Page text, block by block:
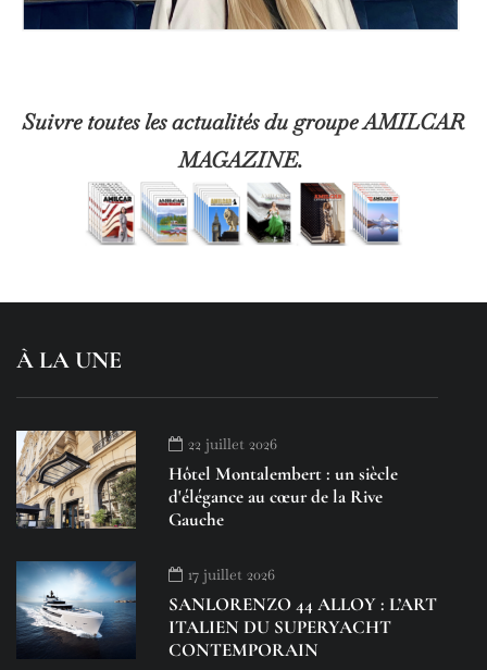
Suivre toutes les actualités du groupe AMILCAR
MAGAZINE.
À LA UNE
22 juillet 2026
Hôtel Montalembert : un siècle
d'élégance au cœur de la Rive
Gauche
17 juillet 2026
SANLORENZO 44 ALLOY : L’ART
ITALIEN DU SUPERYACHT
CONTEMPORAIN